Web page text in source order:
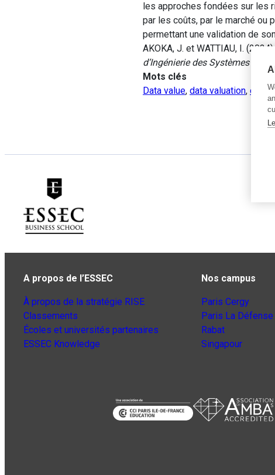
les approches fondées sur les
par les coûts, par le marché ou
permettant une validation de
AKOKA, J. et WATTIAU, I.
d’Ingénierie des Systèmes
Mots clés
Data value, data valuation,
A propos de l’ESSEC
À propos de la stratégie RISE
Classements
Écoles et universités partenaires
ESSEC Knowledge
Nos campus
Paris Cergy
Paris La Défense
Rabat
Singapour